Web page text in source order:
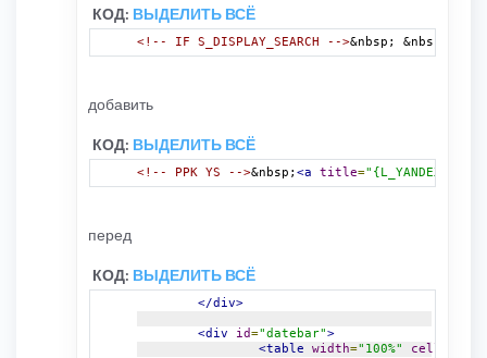
КОД: ВЫДЕЛИТЬ ВСЁ
<!-- IF S_DISPLAY_SEARCH -->&nbsp; &nbsp;
добавить
КОД: ВЫДЕЛИТЬ ВСЁ
<!-- PPK YS -->&nbsp; <a title=
перед
КОД: ВЫДЕЛИТЬ ВСЁ
</div>
<div id="datebar">
<table
width="100%"